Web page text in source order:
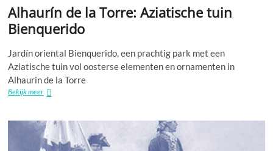
Alhaurín de la Torre: Aziatische tuin
Bienquerido
Jardín oriental Bienquerido, een prachtig park met een
Aziatische tuin vol oosterse elementen en ornamenten in
Alhaurin de la Torre
Bekijk meerAlhaurín
Torre:
Aziatische
tuin